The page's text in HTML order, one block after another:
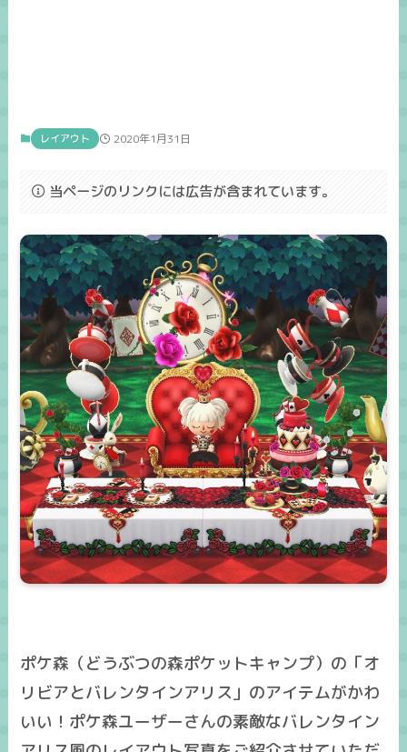
レイアウト 2020年1月31日
当ページのリンクには広告が含まれています。
ポケ森（どうぶつの森ポケットキャンプ）の「オ
リビアとバレンタインアリス」のアイテムがかわ
いい！ポケ森ユーザーさんの素敵なバレンタイン